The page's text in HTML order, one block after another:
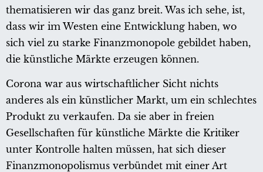
thematisieren wir das ganz breit. Was ich sehe, ist,
dass wir im Westen eine Entwicklung haben, wo
sich viel zu starke Finanzmonopole gebildet haben,
die künstliche Märkte erzeugen können.
Corona war aus wirtschaftlicher Sicht nichts
anderes als ein künstlicher Markt, um ein schlechtes
Produkt zu verkaufen. Da sie aber in freien
Gesellschaften für künstliche Märkte die Kritiker
unter Kontrolle halten müssen, hat sich dieser
Finanzmonopolismus verbündet mit einer Art